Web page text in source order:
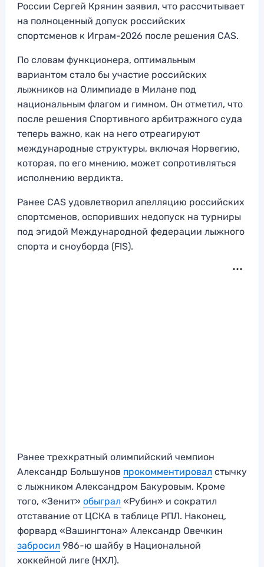
России Сергей Крянин заявил, что рассчитывает
на полноценный допуск российских
спортсменов к Играм-2026 после решения CAS.
По словам функционера, оптимальным
вариантом стало бы участие российских
лыжников на Олимпиаде в Милане под
национальным флагом и гимном. Он отметил, что
после решения Спортивного арбитражного суда
теперь важно, как на него отреагируют
международные структуры, включая Норвегию,
которая, по его мнению, может сопротивляться
исполнению вердикта.
Ранее CAS удовлетворил апелляцию российских
спортсменов, оспоривших недопуск на турниры
под эгидой Международной федерации лыжного
спорта и сноуборда (FIS).
Ранее трехкратный олимпийский чемпион
Александр Большунов прокомментировал стычку
с лыжником Александром Бакуровым. Кроме
того, «Зенит» обыграл «Рубин» и сократил
отставание от ЦСКА в таблице РПЛ. Наконец,
форвард «Вашингтона» Александр Овечкин
забросил 986-ю шайбу в Национальной
хоккейной лиге (НХЛ).